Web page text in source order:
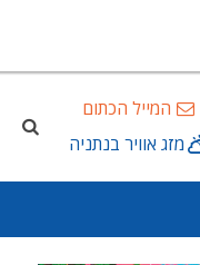
המייל הכתום
מזג אוויר בנתניה